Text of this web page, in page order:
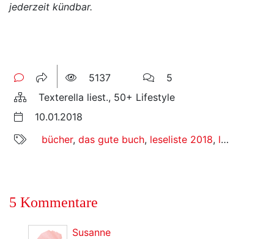
jederzeit kündbar.
5137
5
Texterella liest., 50+ Lifestyle
10.01.2018
bücher, das gute buch, leseliste 2018, lesen
5 Kommentare
Susanne